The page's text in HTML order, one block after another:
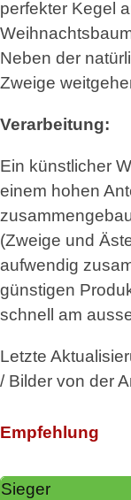
perfekter Kegel
Neben der
Zweige
Verarbeitung:
Ein künstlicher
einem hohen
(Zweige und
aufwendig
günstigen
schnell am
Letzte
/ Bilder von der
Empfehlung
Sieger